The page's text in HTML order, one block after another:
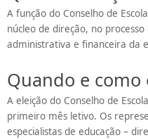
A função do Conselho de
núcleo de direção, no
administrativa e financeira da
Quando e como
A eleição do Conselho de
primeiro mês letivo. Os
especialistas de educação –